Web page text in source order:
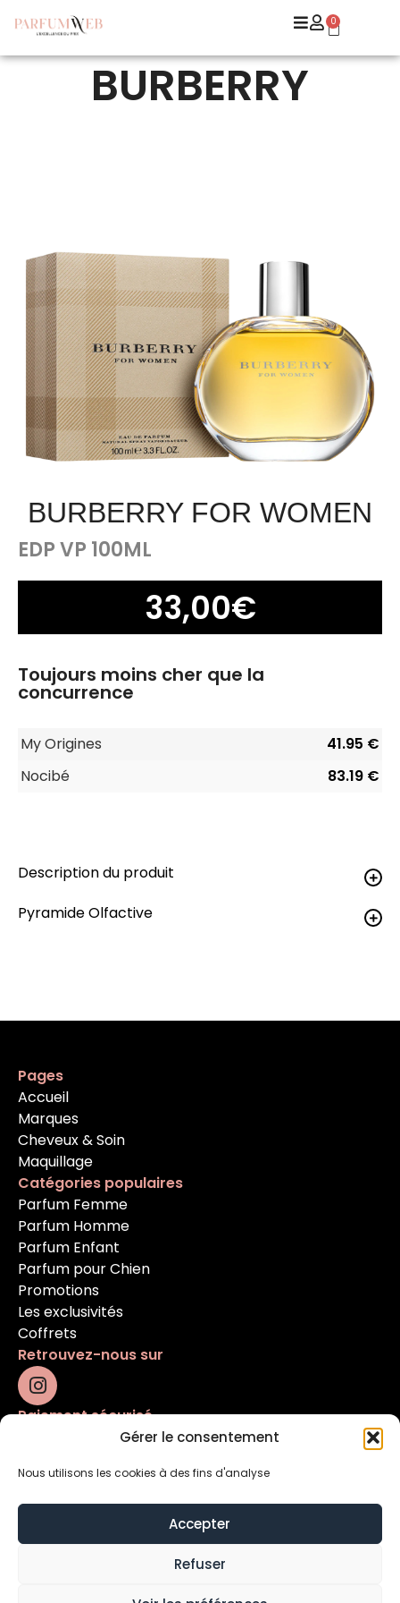
Gérer le consentement
Nous utilisons les cookies à des fins d'analyse
Accepter
Refuser
0
BURBERRY
BURBERRY FOR WOMEN
EDP VP 100ML
33,00€
Toujours moins cher que la
concurrence
My Origines
41.95 €
Nocibé
83.19 €
Description du produit
Pyramide Olfactive
Pages
Accueil
Marques
Cheveux & Soin
Maquillage
Catégories populaires
Parfum Femme
Parfum Homme
Parfum Enfant
Parfum pour Chien
Promotions
Les exclusivités
Coffrets
Retrouvez-nous sur
Paiement sécurisé